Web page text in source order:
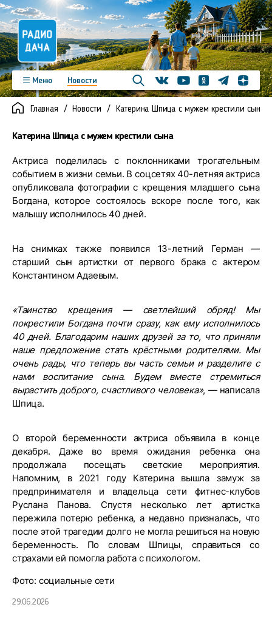
Меню
Новости
Программы
Подкасты
Новинки
Фото
Видео
Реклама
Контакты
ВконтактеYoutubeОдноклассники
ТелеграмЯндекс
Главная Новости Катерина Шпица с мужем крестили сына
Катерина Шпица с мужем крестили сына
Актриса поделилась с поклонниками трогательным
событием в жизни семьи. В соцсетях 40-летняя актриса
опубликовала фотографии с крещения младшего сына
Богдана, которое состоялось вскоре после того, как
малышу исполнилось 40 дней.
На снимках также появился 13-летний Герман —
старший сын артистки от первого брака с актером
Константином Адаевым.
«Таинство крещения — светлейший обряд! Мы
покрестили Богдана почти сразу, как ему исполнилось
40 дней. Благодарим наших друзей за то, что приняли
наше предложение стать крёстными родителями. Мы
очень рады, что теперь вы часть семьи и разделите с
нами воспитание сына. Будем вместе стремиться
вырастить доброго, счастливого человека», — написала
Шпица.
О второй беременности актриса объявила в конце
декабря. Даже во время ожидания ребенка она
продолжала посещать светские мероприятия.
Напомним, в 2021 году Катерина вышла замуж за
предпринимателя и владельца сети фитнес-клубов
Руслана Панова. Спустя несколько лет артистка
пережила потерю ребенка, а недавно призналась, что
после этой трагедии долго не могла решиться на новую
беременность. По словам Шпицы, справиться со
страхами ей помогла работа с психологом.
Фото: социальные сети
29.06.2026